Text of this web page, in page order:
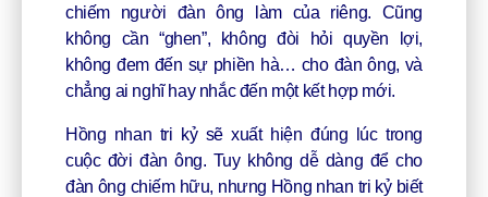
chiếm người đàn ông làm của riêng. Cũng
không cần “ghen”, không đòi hỏi quyền lợi,
không đem đến sự phiền hà… cho đàn ông, và
chẳng ai nghĩ hay nhắc đến một kết hợp mới.
Hồng nhan tri kỷ sẽ xuất hiện đúng lúc trong
cuộc đời đàn ông. Tuy không dễ dàng để cho
đàn ông chiếm hữu, nhưng Hồng nhan tri kỷ biết